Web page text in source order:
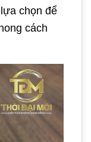
chọn để
cách